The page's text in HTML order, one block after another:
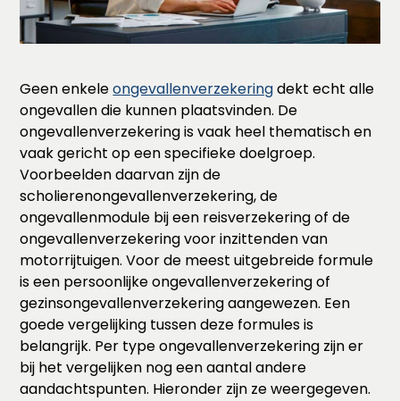
Geen enkeleongevallenverzekeringdekt echt alle
ongevallen die kunnen plaatsvinden. De
ongevallenverzekering is vaak heel thematisch en
vaak gericht op een specifieke doelgroep.
Voorbeelden daarvan zijn de
scholierenongevallenverzekering, de
ongevallenmodule bij een reisverzekering of de
ongevallenverzekering voor inzittenden van
motorrijtuigen. Voor de meest uitgebreide formule
is een persoonlijke ongevallenverzekering of
gezinsongevallenverzekering aangewezen. Een
goede vergelijking tussen deze formules is
belangrijk. Per type ongevallenverzekering zijn er
bij het vergelijken nog een aantal andere
aandachtspunten. Hieronder zijn ze weergegeven.